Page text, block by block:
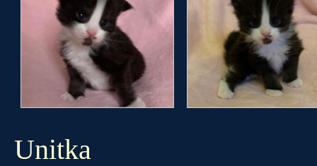
Unitka